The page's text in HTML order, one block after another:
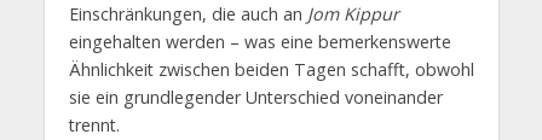
Einschränkungen, die auch an Jom Kippur
eingehalten werden – was eine bemerkenswerte
Ähnlichkeit zwischen beiden Tagen schafft, obwohl
sie ein grundlegender Unterschied voneinander
trennt.